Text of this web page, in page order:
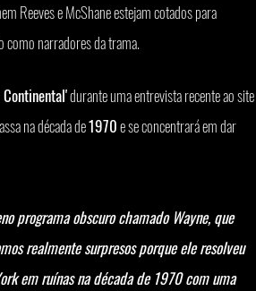
Reeves e McShane estejam cotados para
como narradores da trama.
Continental' durante uma entrevista recente ao site
na década de 1970 e se concentrará em dar
programa obscuro chamado Wayne, que
realmente surpresos porque ele resolveu
em ruínas na década de 1970 com uma